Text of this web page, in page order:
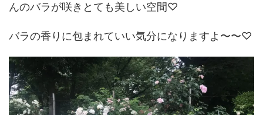
んのバラが咲きとても美しい空間♡
バラの香りに包まれていい気分になりますよ〜〜♡